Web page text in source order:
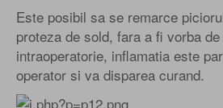
Este posibil sa se remarce
proteza de sold, fara a fi vorba
intraoperatorie, inflamatia este
operator si va disparea curand.